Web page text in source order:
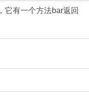
有一个方法bar返回